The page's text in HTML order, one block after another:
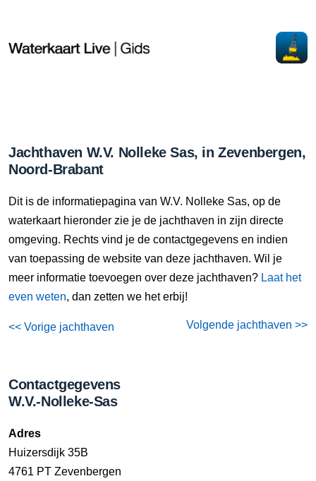
Jachthaven W.V. Nolleke Sas, in Zevenbergen,
Noord-Brabant
Dit is de informatiepagina van W.V. Nolleke Sas, op de
waterkaart hieronder zie je de jachthaven in zijn directe
omgeving. Rechts vind je de contactgegevens en indien
van toepassing de website van deze jachthaven. Wil je
meer informatie toevoegen over deze jachthaven? Laat het
even weten, dan zetten we het erbij!
<< Vorige jachthaven Volgende jachthaven >>
Contactgegevens
W.V.-Nolleke-Sas
Adres
Huizersdijk 35B
4761 PT Zevenbergen